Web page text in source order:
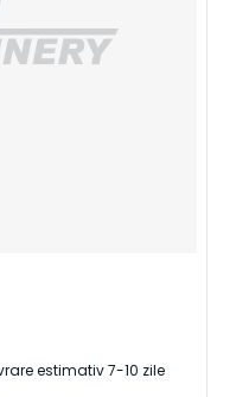
estimativ 7-10 zile